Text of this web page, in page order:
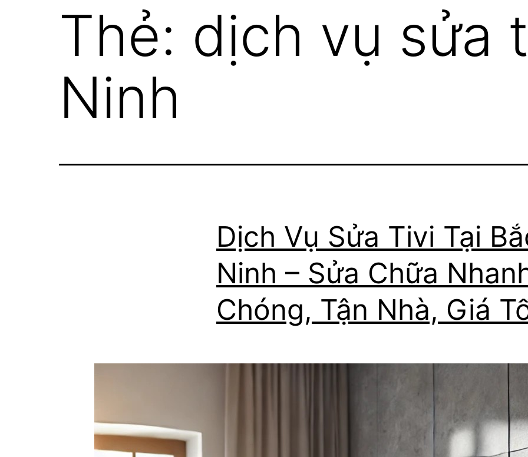
Thẻ: dịch vụ sửa
Ninh
Dịch Vụ Sửa Tivi Tại
Ninh – Sửa Chữa
Chóng, Tận Nhà, Giá